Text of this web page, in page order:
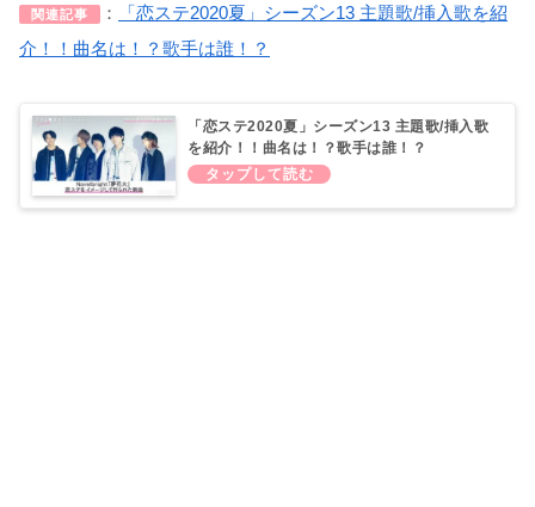
関連記事 ：
「恋ステ2020夏」シーズン13 主題歌/挿入歌を紹
介！！曲名は！？歌手は誰！？
「恋ステ2020夏」シーズン13 主題歌/挿入歌
を紹介！！曲名は！？歌手は誰！？